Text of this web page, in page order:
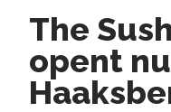
The
opent